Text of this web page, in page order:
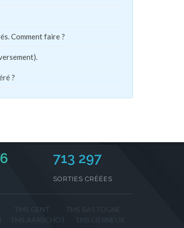
Comment faire ?
?
713 297
SORTIES CRÉÉES
TMS GENT
TMS BASTOGNE
TMS AARSCHOT
TMS LIERNEUX